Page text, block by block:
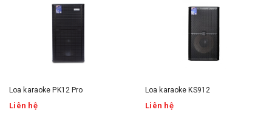
Loa karaoke PK12 Pro
Liên hệ
Loa karaoke KS912
Liên hệ